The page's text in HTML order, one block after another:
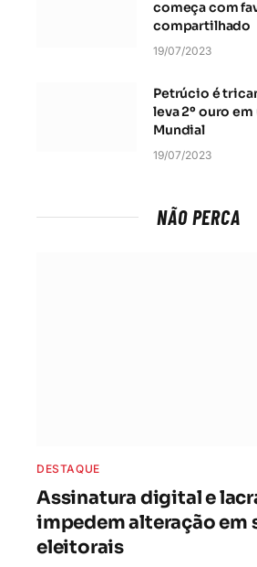
começa com
compartilhado
19/07/2023
Petrúcio é
leva 2º ouro
Mundial
19/07/2023
NÃO PERCA
DESTAQUE
Assinatura digital e
impedem alteração em
eleitorais